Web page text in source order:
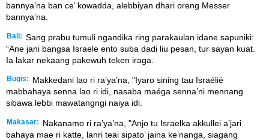
bannya’na ban ce’ kowadda, alebbiyan dhari oreng Messer
bannya’na.
Bali: Sang prabu tumuli ngandika ring parakaulan idane sapuniki:
“Ane jani bangsa Israele ento suba dadi liu pesan, tur sayan kuat.
Ia lakar nekaang pakewuh teken iraga.
Bugis:
Makkedani lao ri ra’ya’na, "Iyaro sining tau Israélié
mabbahaya senna lao ri idi, nasaba maéga senna’ni mennang
sibawa lebbi mawatangngi naiya idi.
Makasar:
Nakanamo ri ra’ya’na, "Anjo tu Israelka akkullei a’jari
bahaya mae ri katte, lanri teai sipato’ jaina ke’nanga, siagang